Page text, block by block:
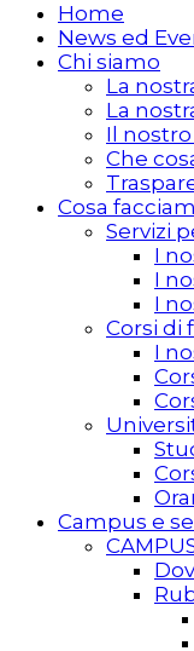
Home
News ed
Chi siamo
La
La
Il
Che
Cosa
Servizi
I
I
I
Corsi di
I
Campus e